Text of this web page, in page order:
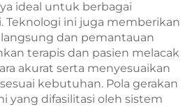
ideal untuk berbagai
Teknologi ini juga memberikan
dan pemantauan
terapis dan pasien melacak
akurat serta menyesuaikan
kebutuhan. Pola gerakan
yang difasilitasi oleh sistem